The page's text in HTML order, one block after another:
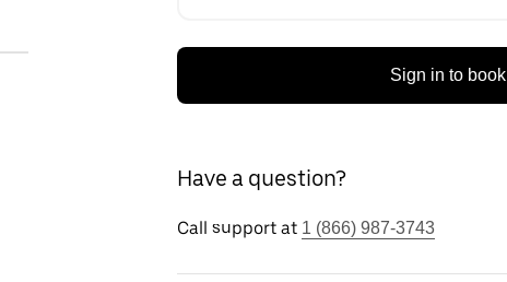
Sign in to book
Have a question?
Call support at 1 (866) 987-3743